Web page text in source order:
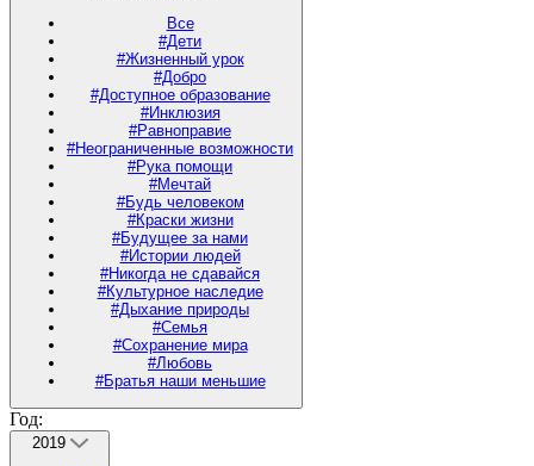
Все
#Дети
#Жизненный урок
#Добро
#Доступное образование
#Инклюзия
#Равноправие
#Неограниченные возможности
#Рука помощи
#Мечтай
#Будь человеком
#Краски жизни
#Будущее за нами
#Истории людей
#Никогда не сдавайся
#Культурное наследие
#Дыхание природы
#Семья
#Сохранение мира
#Любовь
#Братья наши меньшие
Год:
2019